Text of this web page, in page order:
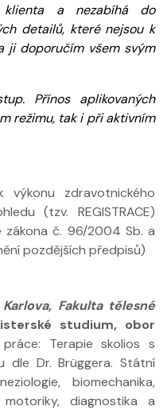
a nezabíhá do
detailů, které nejsou k
ji doporučím všem svým
Přínos aplikovaných
režimu, tak i při aktivním
výkonu zdravotnického
(tzv. REGISTRACE)
č. 96/2004 Sb. a
pozdějších předpisů)
Fakulta tělesné
studium, obor
práce: Terapie skolios s
dle Dr. Brüggera. Státní
biomechanika,
diagnostika a